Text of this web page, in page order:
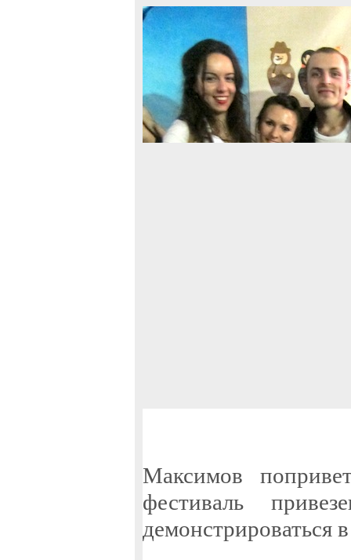
Максимов
фестиваль
демонстрироваться